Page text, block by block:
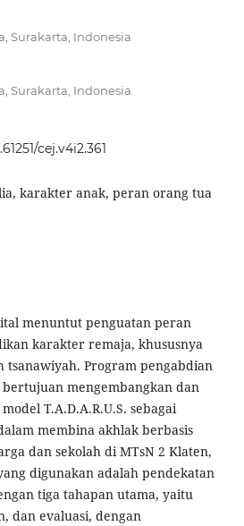
Surakarta, Indonesia
Surakarta, Indonesia
cej.v4i2.361
karakter anak, peran orang tua
menuntut penguatan peran
karakter remaja, khususnya
tsanawiyah. Program pengabdian
mengembangkan dan
T.A.D.A.R.U.S. sebagai
membina akhlak berbasis
dan sekolah di MTsN 2 Klaten,
digunakan adalah pendekatan
tiga tahapan utama, yaitu
dan evaluasi, dengan